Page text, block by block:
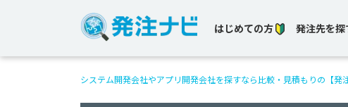
はじめての方 発注先を探
システム開発会社やアプリ開発会社を探すなら比較・見積もりの【発